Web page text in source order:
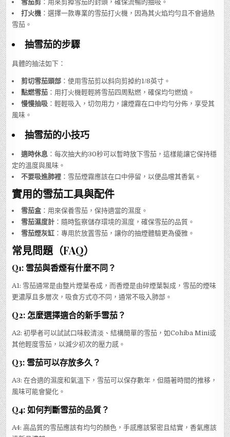
雪茄剪 ：用來剪掉雪茄的封頭，確保流暢的抽吸。
打火機 ：選擇一款專業的雪茄打火機，因為其火焰均勻且不會過熱
雪茄。
抽雪茄的步驟
具體的抽法如下：
剪切雪茄頭部 ：使用雪茄剪以斜向剪掉約1/8英寸。
點燃雪茄 ：用打火機輕輕將雪茄四周點燃，確保均勻燃燒。
慢慢抽吸 ：輕輕吸入，切勿用力，讓煙霧在口中均勻分佈，享受其
風味。
抽雪茄的小技巧
適時休息 ：每次抽大約30秒可以暫時放下雪茄，這樣能讓它保持穩
定的溫度與風味。
不要吸進肺裡 ：雪茄煙霧應該在口中停留，以便品嚐其香氣。
實用的雪茄工具與配件
雪茄盒 ：用來保養雪茄，保持適當的濕度。
雪茄濕度計 ：隨時監察儲存環境的濕度，確保雪茄的品質。
雪茄煙灰缸 ：專用於放置雪茄，讓你的抽煙體驗更為優雅。
常見問題（FAQ）
Q1: 雪茄與香煙有什麼不同？
A1: 雪茄通常是由整片煙葉卷成，而香煙是由碎煙葉製成，雪茄的煙味
更濃厚且多層次，吸食方式亦不同，通常不吸入肺部。
Q2: 怎麼選擇適合的新手雪茄？
A2: 初學者可以試試口味較清淡、結構簡單的雪茄，如Cohiba Mini或
其他輕度雪茄，以減少初次的壓力感。
Q3: 雪茄可以存放多久？
A3: 在合適的濕度和氣溫下，雪茄可以保存數年，但隨著時間的推移，
風味可能會變化。
Q4: 如何判斷雪茄的品質？
A4: 高品質的雪茄應該有均勻的顏色，手感應該緊密且結實，香氣應該